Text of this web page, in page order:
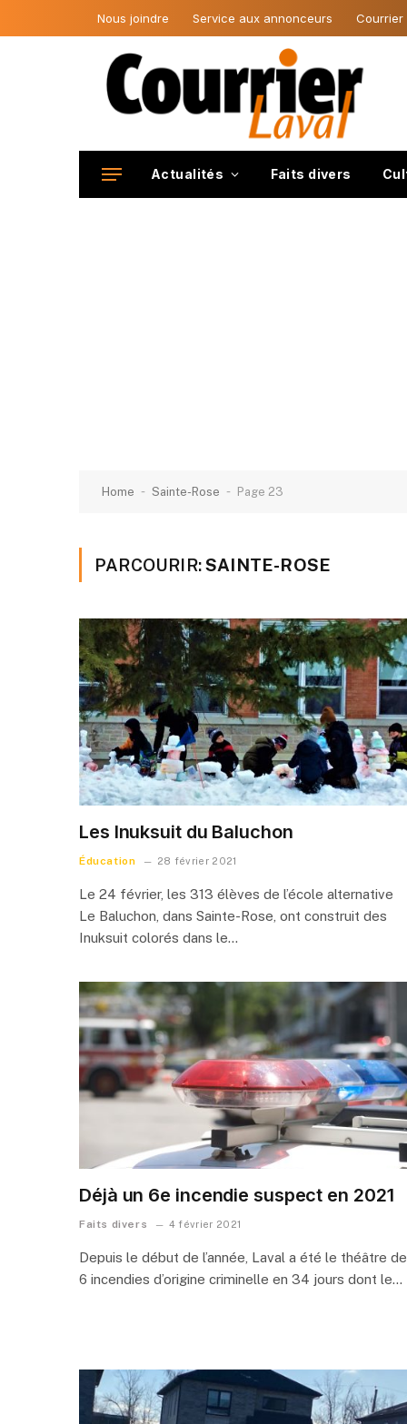
Nous joindre Service aux annonceurs Courrier
Actualités Faits divers
Home - Sainte-Rose - Page 23
PARCOURIR:SAINTE-ROSE
Les Inuksuit du Baluchon
Éducation 28 février 2021
Le 24 février, les 313 élèves de l’école alternative
Le Baluchon, dans Sainte-Rose, ont construit des
Inuksuit colorés dans le…
Déjà un 6e incendie suspect en 2021
Faits divers 4 février 2021
Depuis le début de l’année, Laval a été le théâtre de
6 incendies d’origine criminelle en 34 jours dont le…